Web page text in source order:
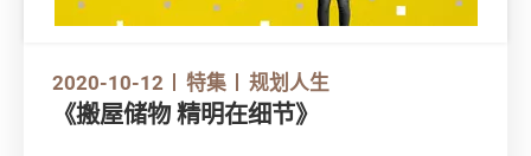
2020-10-12 特集 规划人生
《搬屋储物 精明在细节》